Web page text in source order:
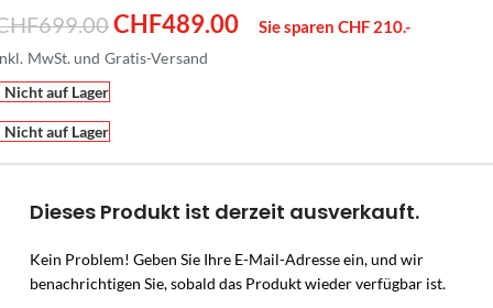
699.00CHF489.00 Sie sparen CHF 210.-
Nicht auf Lager
Nicht auf Lager
Dieses Produkt ist derzeit ausverkauft.
Kein Problem! Geben Sie Ihre E-Mail-Adresse ein, und wir
benachrichtigen Sie, sobald das Produkt wieder verfügbar ist.